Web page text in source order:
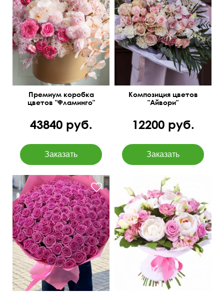
Требуется
предварительный заказ
за день
Премиум коробка
цветов "Фламинго"
43840 руб.
Сборный букет в
современном стиле
Композиция цветов
"Айвори"
12200 руб.
Открытка в подарок
Paeonia, фрезии, розы,
лизиантус (эустома),
салал, фетр.
50 см
40 см